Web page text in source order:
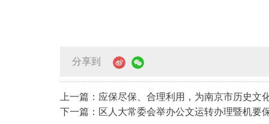
分享到
上一篇：应保尽保、合理利用，为南京市历史文
下一篇：区人大常委会举办公文运转办理暨机要